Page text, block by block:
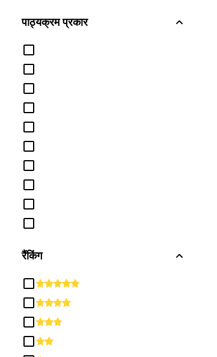
जातीय, सांस्कृतिक, लिंग और समूह अध्ययन
बहु / अंतःविषय अध्ययन
बुनियादी कौशल और विकासात्मक /
उपचारात्मक शिक्षा
भौतिक विज्ञान
मनोविज्ञान
मैकेनिक और मरम्मत प्रौद्योगिकी / तकनीशियन
पाठ्यक्रम प्रकार
रैंकिंग